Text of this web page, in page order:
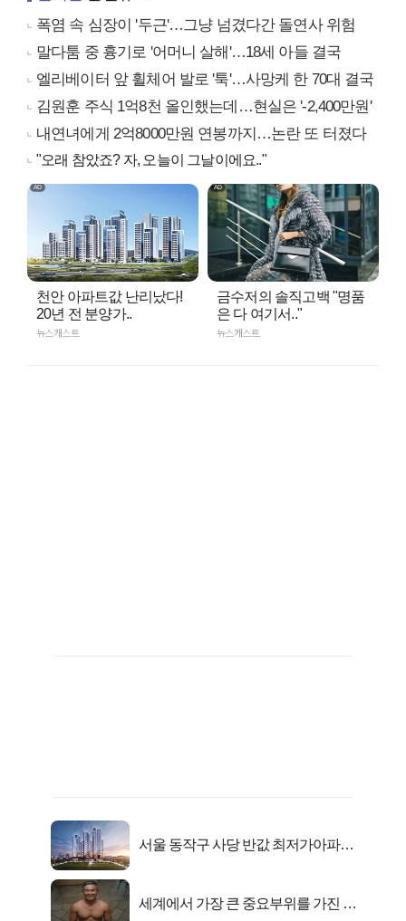
폭염 속 심장이 '두근'…그냥 넘겼다간 돌연사 위험
말다툼 중 흉기로 '어머니 살해'…18세 아들 결국
엘리베이터 앞 휠체어 발로 '툭'…사망케 한 70대 결국
김원훈 주식 1억8천 올인했는데…현실은 '-2,400만원'
내연녀에게 2억8000만원 연봉까지…논란 또 터졌다
"오래 참았죠? 자, 오늘이 그날이에요.."
천안 아파트값 난리났다!
20년 전 분양가..
뉴스캐스트
금수저의 솔직고백 "명품
은 다 여기서.."
뉴스캐스트
서울 동작구 사당 반값 최저가아파트
세계에서 가장 큰 중요부위를 가진 남